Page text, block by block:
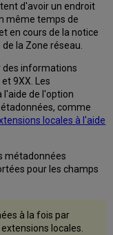
d'avoir un endroit
même temps de
en cours de la notice
la Zone réseau.
des informations
9XX. Les
de l'option
comme
locales à l'aide
métadonnées
pour les champs
à la fois par
locales.